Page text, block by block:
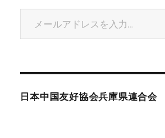
メールアドレスを入力...
日本中国友好協会兵庫県連合会